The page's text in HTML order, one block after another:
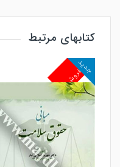
کتابهای مرتبط
پرفروش
جدید